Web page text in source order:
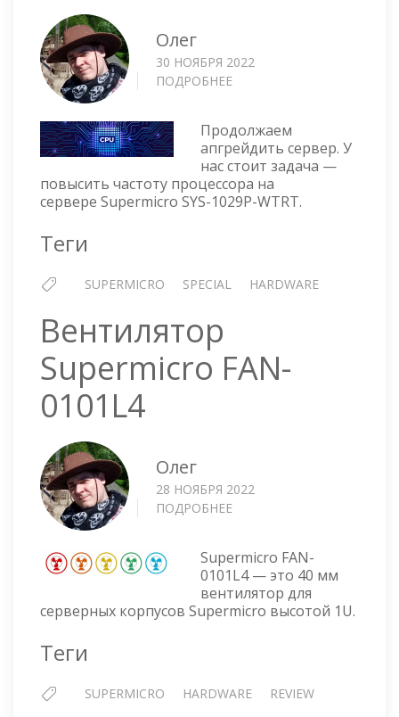
Олег
30 НОЯБРЯ 2022
ПОДРОБНЕЕ
В
СЕРВЕРЕ
SUPERMICRO
Продолжаем
апгрейдить сервер. У
нас стоит задача —
повысить частоту процессора на
сервере Supermicro SYS-1029P-WTRT.
Теги
SUPERMICRO SPECIAL HARDWARE
Вентилятор
Supermicro FAN-
0101L4
Олег
28 НОЯБРЯ 2022
ПОДРОБНЕЕ
FAN-
0101L4
Supermicro FAN-
0101L4 — это 40 мм
вентилятор для
серверных корпусов Supermicro высотой 1U.
Теги
SUPERMICRO HARDWARE REVIEW